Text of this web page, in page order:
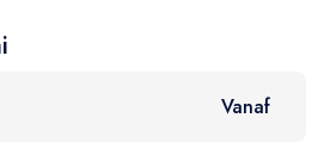
Vanaf